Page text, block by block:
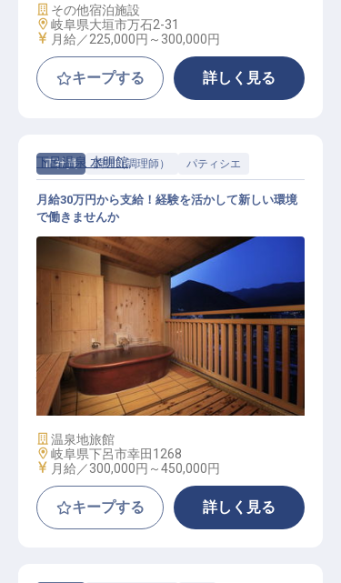
施設業態
その他宿泊施設
勤務地
岐阜県大垣市万石2-31
給与
月給／225,000円～ 300,000円
キープする 詳しく見る
正社員 調理（調理師） パティシエ
パティシエ
下呂温泉 水明館
月給30万円から支給！経験を活かして新しい環境
で働きませんか
施設業態
温泉地旅館
勤務地
岐阜県下呂市幸田1268
給与
月給／300,000円～450,000円
キープする 詳しく見る